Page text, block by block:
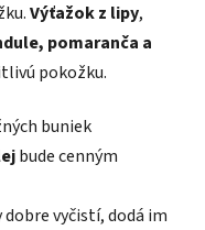
Výťažok z lipy,
pomaranča a
pokožku.
buniek
bude cenným
vyčistí, dodá im